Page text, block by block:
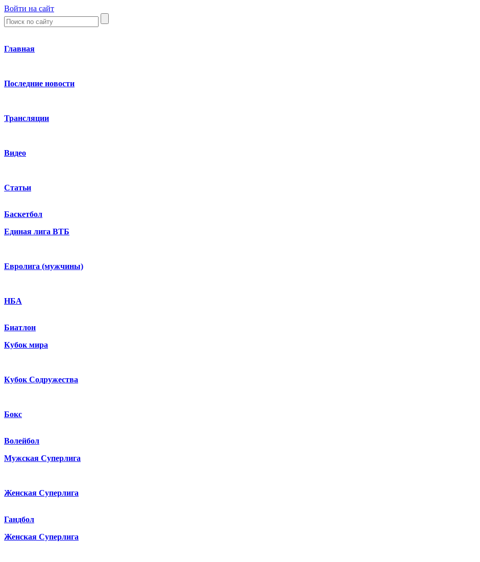
Войти на сайт
Главная
Последние новости
Трансляции
Видео
Статьи
Баскетбол
Единая лига ВТБ
Евролига (мужчины)
НБА
Биатлон
Кубок мира
Кубок Содружества
Бокс
Волейбол
Мужская Суперлига
Женская Суперлига
Гандбол
Женская Суперлига